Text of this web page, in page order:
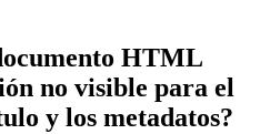
HTML
no visible para el
y los metadatos?